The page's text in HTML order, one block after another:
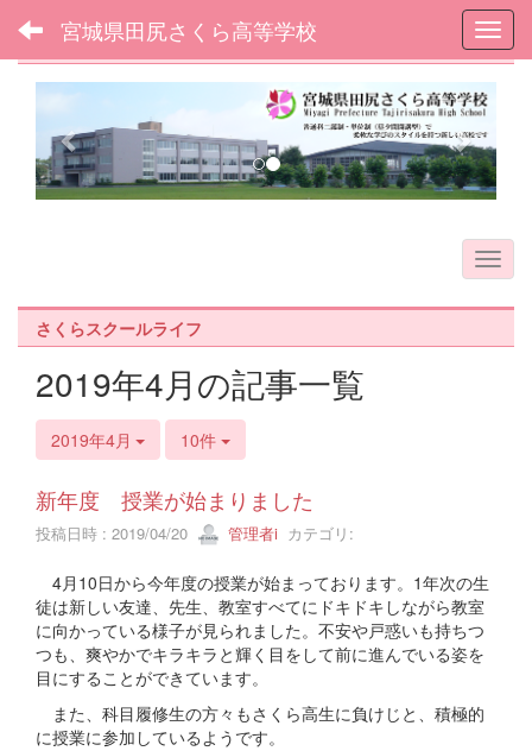
宮城県田尻さくら高等学校
フォトアルバム
p
r
e
v
s
n
e
x
t
さくらスクールライフ
2019年4月の記事一覧
2019年4月 10件
新年度 授業が始まりました
投稿日時 : 2019/04/20 管理者i カテゴリ:
4月10日から今年度の授業が始まっております。1年次の生
徒は新しい友達、先生、教室すべてにドキドキしながら教室
に向かっている様子が見られました。不安や戸惑いも持ちつ
つも、爽やかでキラキラと輝く目をして前に進んでいる姿を
目にすることができています。
また、科目履修生の方々もさくら高生に負けじと、積極的
に授業に参加しているようです。